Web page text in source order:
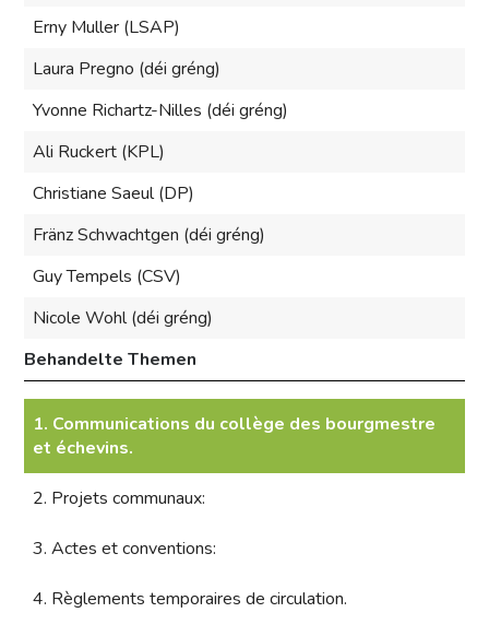
Erny Muller (LSAP)
Laura Pregno (déi gréng)
Yvonne Richartz-Nilles (déi gréng)
Ali Ruckert (KPL)
Christiane Saeul (DP)
Fränz Schwachtgen (déi gréng)
Guy Tempels (CSV)
Nicole Wohl (déi gréng)
Behandelte Themen
1. Communications du collège des bourgmestre
et échevins.
2. Projets communaux:
3. Actes et conventions:
4. Règlements temporaires de circulation.